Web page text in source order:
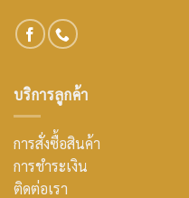
บริการลูกค้า
การสั่งซื้อสินค้า
การชำระเงิน
ติดต่อเรา